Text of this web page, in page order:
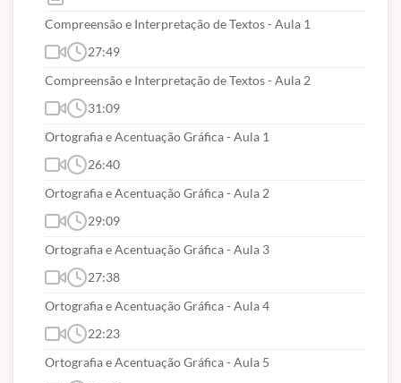
Compreensão e Interpretação de Textos - Aula 1
27:49
Compreensão e Interpretação de Textos - Aula 2
31:09
Ortografia e Acentuação Gráfica - Aula 1
26:40
Ortografia e Acentuação Gráfica - Aula 2
29:09
Ortografia e Acentuação Gráfica - Aula 3
27:38
Ortografia e Acentuação Gráfica - Aula 4
22:23
Ortografia e Acentuação Gráfica - Aula 5